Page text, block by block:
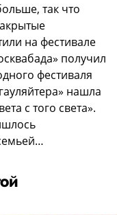
так что
на фестивале
получил
фестиваля
нашла
с того света».